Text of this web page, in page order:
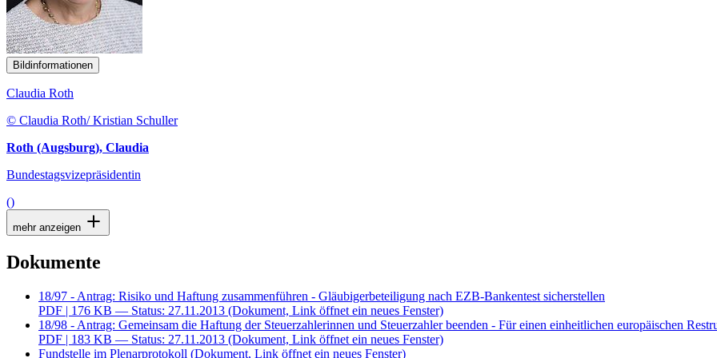
Bildinformationen
Claudia Roth
© Claudia Roth/ Kristian Schuller
Roth (Augsburg), Claudia
Bundestagsvizepräsidentin
()
mehr anzeigen
Dokumente
18/97 - Antrag: Risiko und Haftung zusammenführen - Gläubigerbeteiligung nach EZB-Bankentest sicherstellen
PDF | 176 KB — Status: 27.11.2013 (Dokument, Link öffnet ein neues Fenster)
18/98 - Antrag: Gemeinsam die Haftung der Steuerzahlerinnen und Steuerzahler beenden - Für einen einheitlichen europäischen
PDF | 183 KB — Status: 27.11.2013 (Dokument, Link öffnet ein neues Fenster)
Fundstelle im Plenarprotokoll (Dokument, Link öffnet ein neues Fenster)